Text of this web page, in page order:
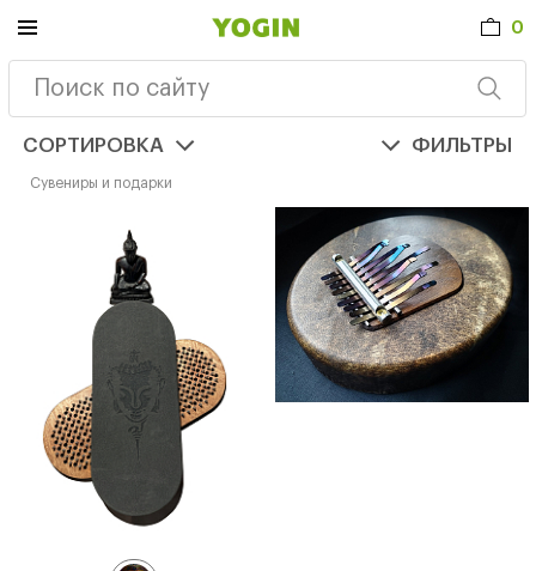
0
Сувениры и подарки
СОРТИРОВКА ФИЛЬТРЫ